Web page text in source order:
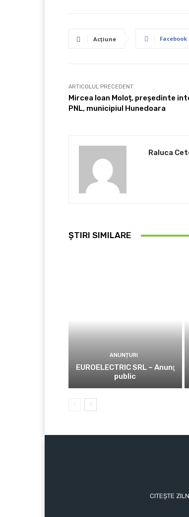
Acțiune Facebook
ARTICOLUL PRECEDENT
Mircea Ioan Moloț, președinte
PNL, municipiul Hunedoara
Raluca
ȘTIRI SIMILARE
ANUNȚURI
EUROELECTRIC SRL – Anunţ
public
CITEȘTE